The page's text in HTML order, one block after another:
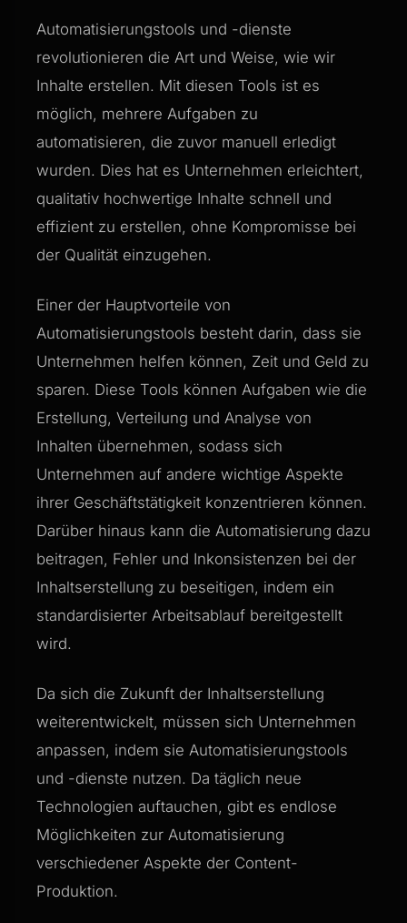
Automatisierungstools und -dienste
revolutionieren die Art und Weise, wie wir
Inhalte erstellen. Mit diesen Tools ist es
möglich, mehrere Aufgaben zu
automatisieren, die zuvor manuell erledigt
wurden. Dies hat es Unternehmen erleichtert,
qualitativ hochwertige Inhalte schnell und
effizient zu erstellen, ohne Kompromisse bei
der Qualität einzugehen.
Einer der Hauptvorteile von
Automatisierungstools besteht darin, dass sie
Unternehmen helfen können, Zeit und Geld zu
sparen. Diese Tools können Aufgaben wie die
Erstellung, Verteilung und Analyse von
Inhalten übernehmen, sodass sich
Unternehmen auf andere wichtige Aspekte
ihrer Geschäftstätigkeit konzentrieren können.
Darüber hinaus kann die Automatisierung dazu
beitragen, Fehler und Inkonsistenzen bei der
Inhaltserstellung zu beseitigen, indem ein
standardisierter Arbeitsablauf bereitgestellt
wird.
Da sich die Zukunft der Inhaltserstellung
weiterentwickelt, müssen sich Unternehmen
anpassen, indem sie Automatisierungstools
und -dienste nutzen. Da täglich neue
Technologien auftauchen, gibt es endlose
Möglichkeiten zur Automatisierung
verschiedener Aspekte der Content-
Produktion.